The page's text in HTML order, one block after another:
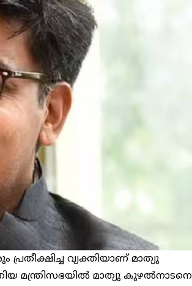
പ്രതീക്ഷിച്ച വ്യക്തിയാണ് മാത്യു
മന്ത്രിസഭയിൽ മാത്യു കുഴൽനാടനെ